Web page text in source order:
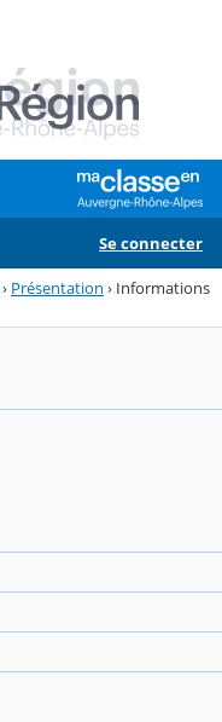
Se connecter
› Présentation › Informations